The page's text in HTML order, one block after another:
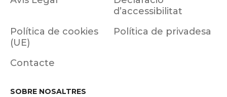
d’accessibilitat
Política de cookies
(UE)
Política de privadesa
Contacte
SOBRE NOSALTRES